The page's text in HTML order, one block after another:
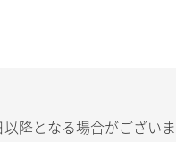
降となる場合がござい